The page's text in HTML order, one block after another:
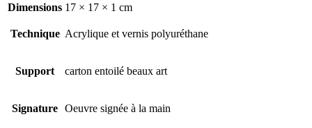
Dimensions 17 × 17 × 1 cm
Technique Acrylique et vernis polyuréthane
Support carton entoilé beaux art
Signature Oeuvre signée à la main